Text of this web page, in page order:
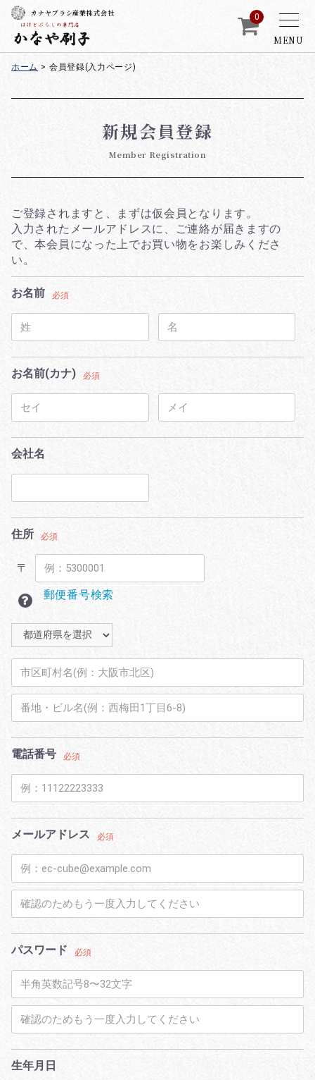
MENU
カナヤブラシ産業株式会社 0
ホーム > 会員登録(入力ページ)
新規会員登録
Member Registration
ご登録されますと、まずは仮会員となります。
入力されたメールアドレスに、ご連絡が届きますの
で、本会員になった上でお買い物をお楽しみくださ
い。
お名前 必須
お名前(カナ) 必須
会社名
住所 必須
〒
郵便番号検索
電話番号 必須
メールアドレス 必須
パスワード 必須
生年月日